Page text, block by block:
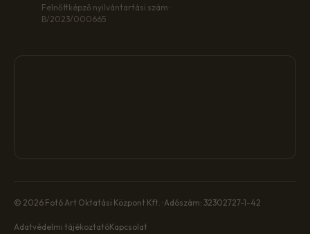
Felnőttképző nyilvántartási szám:
B/2023/000665
© 2026 Fotó Art Oktatási Központ Kft. · Adószám: 32302727-1-42
Adatvédelmi tájékoztatóKapcsolat